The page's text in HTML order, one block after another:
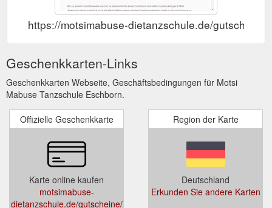
https://motsimabuse-dietanzschule.de/gutscheine/
Geschenkkarten-Links
Geschenkkarten Webseite, Geschäftsbedingungen für Motsi
Mabuse Tanzschule Eschborn.
Offizielle Geschenkkarte
Karte online kaufen
motsimabuse-
dietanzschule.de/gutscheine/
Region der Karte
Deutschland
Erkunden Sie andere Karten